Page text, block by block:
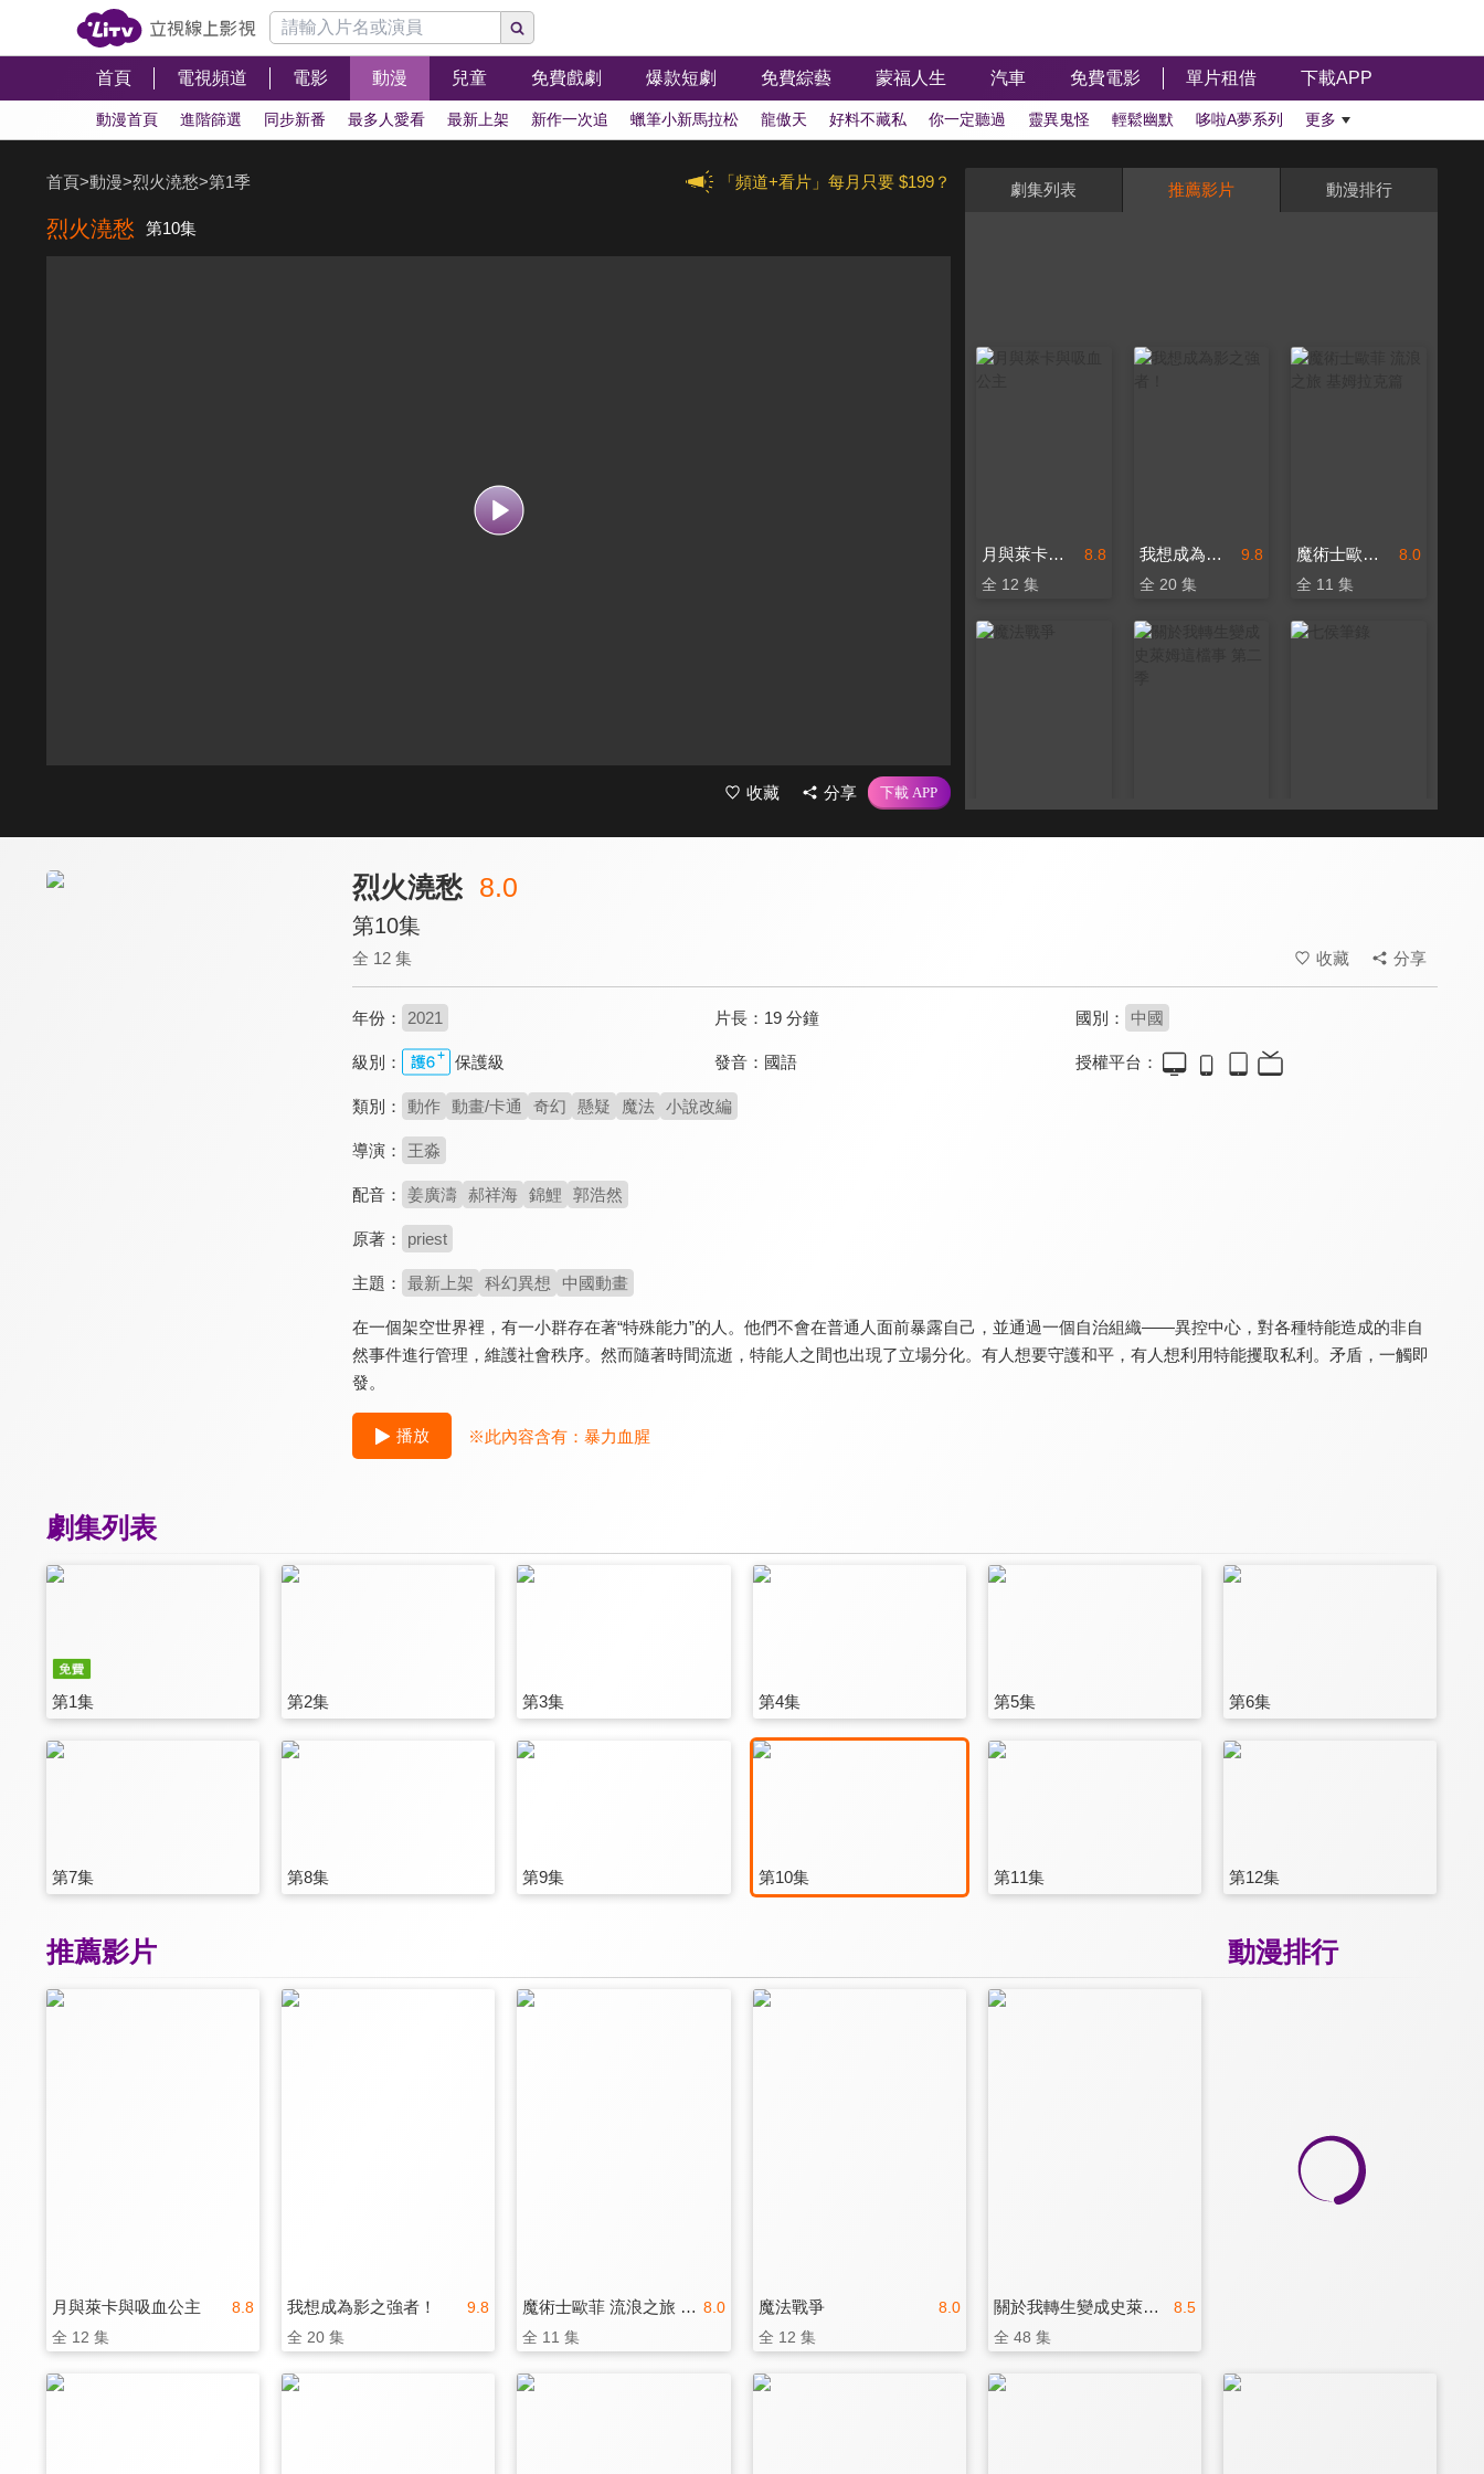
首頁 電視頻道 電影 動漫 兒童 免費戲劇 爆款短劇 免費綜藝 蒙福人生 汽車 免費電影 單片租借 下載APP
動漫首頁 進階篩選 同步新番 最多人愛看 最新上架 新作一次追 蠟筆小新馬拉松 龍傲天 好料不藏私 你一定聽過 靈異鬼怪 輕鬆幽默 哆啦A夢系列 更多
「頻道+看片」每月只要 $199？
首頁>動漫>烈火澆愁>第1季
烈火澆愁 第10集
收藏 分享
劇集列表 推薦影片 動漫排行
8.8
月與萊卡與吸血公主
全 12 集
9.8
我想成為影之強者！
全 20 集
8.0
魔術士歐菲 流浪之旅 基姆拉克篇
全 11 集
烈火澆愁 8.0
第10集
全 12 集 收藏 分享
年份： 2021 片長： 19 分鐘 國別： 中國
級別： 保護級 發音： 國語 授權平台：
類別： 動作 動畫/卡通 奇幻 懸疑 魔法 小說改編
導演： 王淼
配音： 姜廣濤 郝祥海 錦鯉 郭浩然
原著： priest
主題： 最新上架 科幻異想 中國動畫
在一個架空世界裡，有一小群存在著“特殊能力”的人。他們不會在普通人面前暴露自己，並通過一個自治組織——異控中心，對各種特能造成的非自
然事件進行管理，維護社會秩序。然而隨著時間流逝，特能人之間也出現了立場分化。有人想要守護和平，有人想利用特能攫取私利。矛盾，一觸即
發。
播放 ※此內容含有： 暴力血腥
劇集列表
第1集 第2集 第3集 第4集 第5集 第6集
第7集 第8集 第9集 第10集 第11集 第12集
動漫排行
推薦影片
8.8
月與萊卡與吸血公主
全 12 集
9.8
我想成為影之強者！
全 20 集
8.0
魔術士歐菲 流浪之旅 基姆拉克篇
全 11 集
8.0
魔法戰爭
全 12 集
8.5
關於我轉生變成史萊姆這檔事 第二季
全 48 集